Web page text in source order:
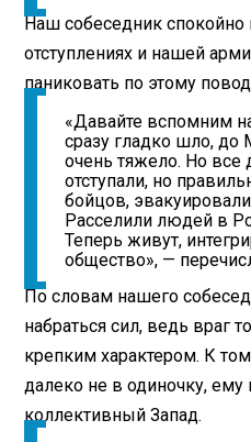
Наш собеседник
отступлениях и нашей
паниковать по этому
«Давайте вспомним
сразу гладко шло, до
очень тяжело. Но все
отступали, но
бойцов,
Расселили людей в
Теперь живут,
общество», —
По словам нашего
набраться сил, ведь враг
крепким характером. К
далеко не в одиночку, ему
коллективный Запад.